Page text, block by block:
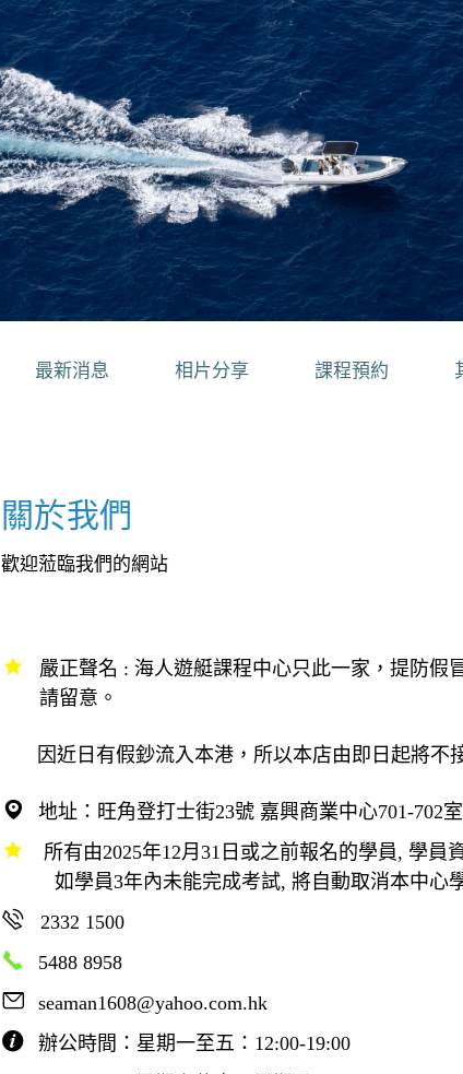
最新消息 相片分享 課程預約
關於我們
歡迎蒞臨我們的網站
嚴正聲名 : 海人遊艇課程中心只此一家，提防假
請留意。
因近日有假鈔流入本港，所以本店由即日起將不
地址：旺角登打士街23號 嘉興商業中心701-702
所有由2025年12月31日或之前報名的學員, 學員
如學員3年內未能完成考試, 將自動取消本中心
2332 1500
5488 8958
seaman1608@yahoo.com.hk
辦公時間：星期一至五：12:00-19:00